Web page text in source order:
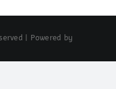
| Powered by